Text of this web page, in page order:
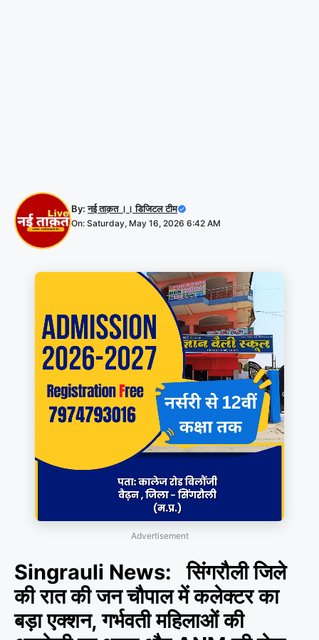
By:नई ताक़त ।। डिजिटल टीम
On: Saturday, May 16, 2026 6:42 AM
Advertisement
Singrauli News: सिंगरौली जिले
की रात की जन चौपाल में कलेक्टर का
बड़ा एक्शन, गर्भवती महिलाओं की